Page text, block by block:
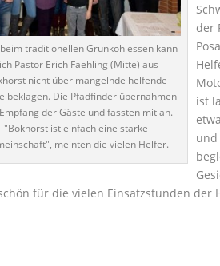
traditionellen Grünkohlessen kann
Pastor Erich Faehling (Mitte) aus
nicht über mangelnde helfende
beklagen. Die Pfadfinder übernahmen
der Gäste und fassten mit an.
"Bokhorst ist einfach eine starke
meinten die vielen Helfer.
der
ist
und
für die vielen Einsatzstunden der